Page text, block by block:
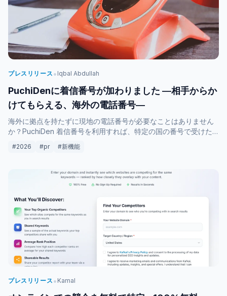
プレスリリース • Iqbal Abdullah
PuchiDenに着信番号が加わりました ―相手からか
けてもらえる、海外の電話番号―
海外に拠点を持たずに現地の電話番号が必要なことはありません
か？PuchiDen 着信番号を利用すれば、特定の国の番号で受けた
スの窓口確保から、家族との連絡まで、国境を越えた通話転送の
#2026 #pr #新機能
プレスリリース • Kamal